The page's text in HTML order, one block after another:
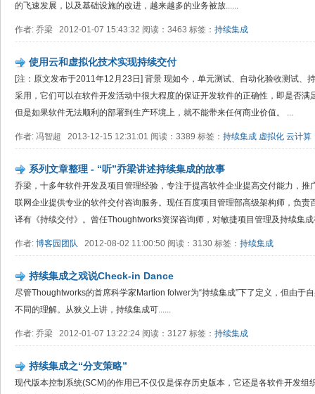
的飞速发展，以及基础设施的改进，越来越多的业务被放......
作者: 乔梁 2012-01-07 15:43:32 阅读：3463 标签： 持续集成
使用云和虚拟化技术实现持续交付
[注：原文发布于2011年12月23日] 背景 现如今，单元测试、自动化验收测试、
采用，它们可以在软件开发活动中很大程度的保证开发软件的正确性，即是否
但是如果软件无法顺利的部署到生产环境上，就不能带来任何商业价值。 ...
作者: 冯智超 2013-12-15 12:31:01 阅读：3389 标签： 持续集成 虚拟化 云计算
系列文章整理 - “听”乔梁讲述持续集成的故事
乔梁，十多年软件开发及项目管理经验，专注于提高软件企业提高交付能力，
联网企业提供专业的软件交付咨询服务。现任百度项目管理部高级架构师，负
译有《持续交付》。曾任Thoughtworks资深咨询师，对敏捷项目管理及持续集成
作者: 博客园团队 2012-08-02 11:00:50 阅读：3130 标签： 持续集成
持续集成之戏说Check-in Dance
尽管Thoughtworks的首席科学家Martion folwer为“持续集成”下了定义，但由于
不同的理解。从狭义上讲，持续集成可......
作者: 乔梁 2012-01-07 13:22:24 阅读：3127 标签： 持续集成
持续集成之“分支策略”​
现代版本控制系统(SCM)的作用已不仅仅是保存历史版本，它还是各软件开发组